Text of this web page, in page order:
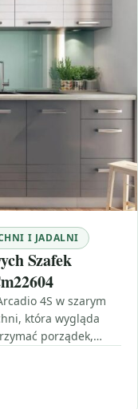
I JADALNI
Szafek
4S w szarym
która wygląda
porządek,